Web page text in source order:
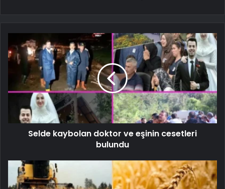
Selde kaybolan doktor ve eşinin cesetleri
bulundu